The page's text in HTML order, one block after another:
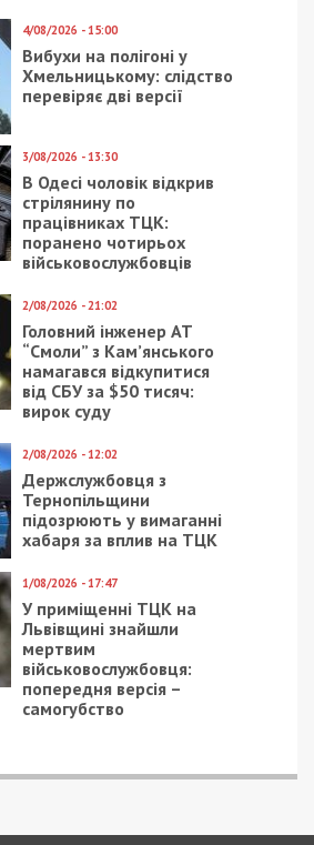
4/08/2026 - 15:00
Вибухи на полігоні у
Хмельницькому: слідство
перевіряє дві версії
3/08/2026 - 13:30
В Одесі чоловік відкрив
стрілянину по
працівниках ТЦК:
поранено чотирьох
військовослужбовців
2/08/2026 - 21:02
Головний інженер АТ
“Смоли” з Кам’янського
намагався відкупитися
від СБУ за $50 тисяч:
вирок суду
2/08/2026 - 12:02
Держслужбовця з
Тернопільщини
підозрюють у вимаганні
хабаря за вплив на ТЦК
1/08/2026 - 17:47
У приміщенні ТЦК на
Львівщині знайшли
мертвим
військовослужбовця:
попередня версія –
самогубство